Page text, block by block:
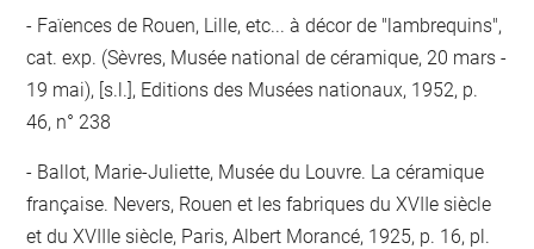
Faïences de Rouen, Lille, etc... à décor de "lambrequins",
cat. exp. (Sèvres, Musée national de céramique, 20 mars -
19 mai), [s.l.], Editions des Musées nationaux, 1952, p.
46, n° 238
Ballot, Marie-Juliette, Musée du Louvre. La céramique
française. Nevers, Rouen et les fabriques du XVIIe siècle
et du XVIIIe siècle, Paris, Albert Morancé, 1925, p. 16, pl.